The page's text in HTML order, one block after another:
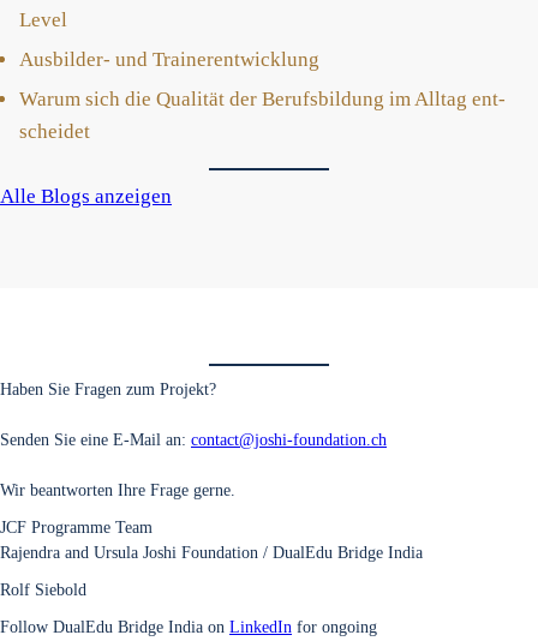
Level
Aus­bil­der- und Trai­ner­ent­wick­lung
War­um sich die Qua­li­tät der Berufs­bil­dung im All­tag ent­
schei­det
Alle Blogs anzei­gen
Haben Sie Fra­gen zum Pro­jekt?
Sen­den Sie eine E‑Mail an: contact@joshi-foundation.ch
Wir beant­wor­ten Ihre Fra­ge ger­ne.
JCF Pro­gram­me Team
Rajen­dra and Ursu­la Joshi Foun­da­ti­on / Dua­lEdu Bridge India
Rolf Sie­bold
Fol­low Dua­lEdu Bridge India on Lin­ke­dIn for ongo­ing